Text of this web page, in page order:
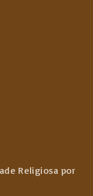
Religiosa por